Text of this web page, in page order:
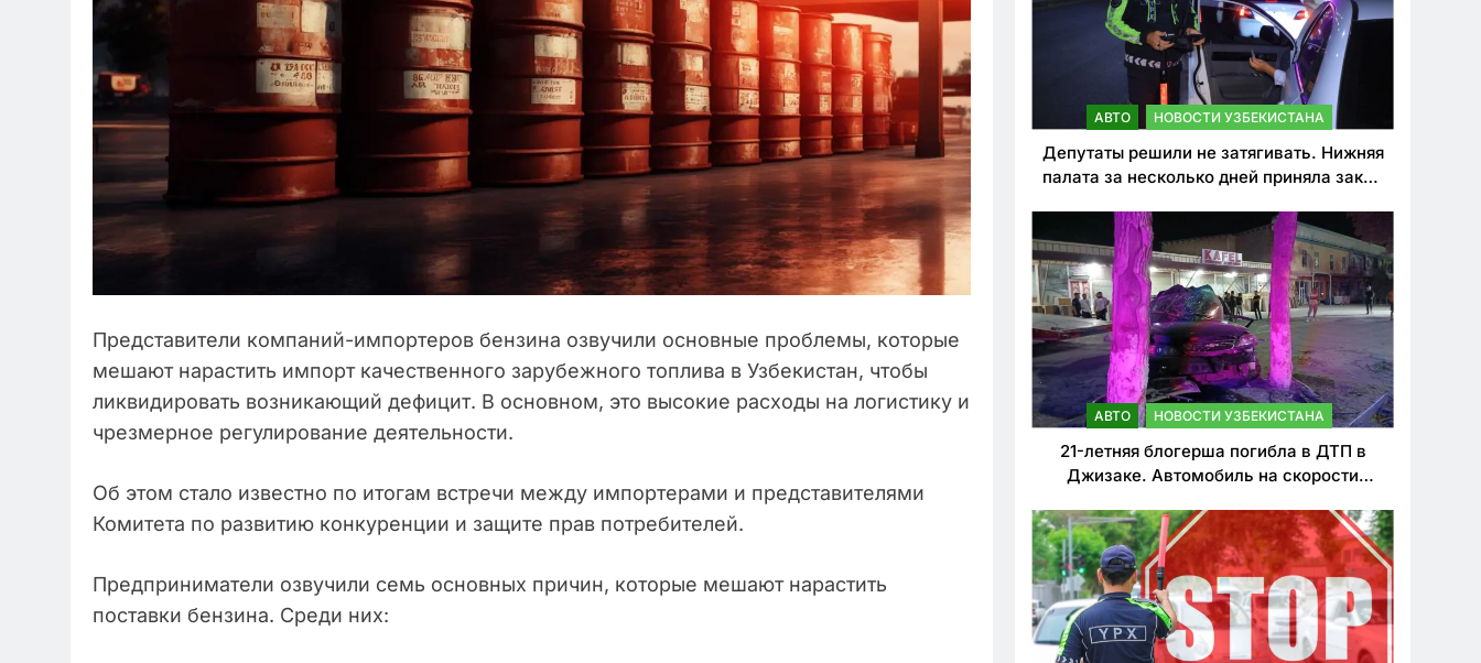
Представители компаний-импортеров бензина озвучили основные проблемы, которые
мешают нарастить импорт качественного зарубежного топлива в Узбекистан, чтобы
ликвидировать возникающий дефицит. В основном, это высокие расходы на логистику и
чрезмерное регулирование деятельности.
Об этом стало известно по итогам встречи между импортерами и представителями
Комитета по развитию конкуренции и защите прав потребителей.
Предприниматели озвучили семь основных причин, которые мешают нарастить
поставки бензина. Среди них:
АВТО НОВОСТИ УЗБЕКИСТАНА
Депутаты решили не затягивать. Нижняя
палата за несколько дней приняла закон
нарушителей ПДД
АВТО НОВОСТИ УЗБЕКИСТАНА
21-летняя блогерша погибла в ДТП в
Джизаке. Автомобиль на скорости